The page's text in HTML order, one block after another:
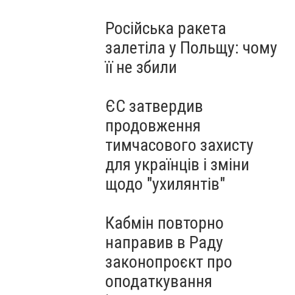
Російська ракета
залетіла у Польщу: чому
її не збили
ЄС затвердив
продовження
тимчасового захисту
для українців і зміни
щодо "ухилянтів"
Кабмін повторно
направив в Раду
законопроєкт про
оподаткування